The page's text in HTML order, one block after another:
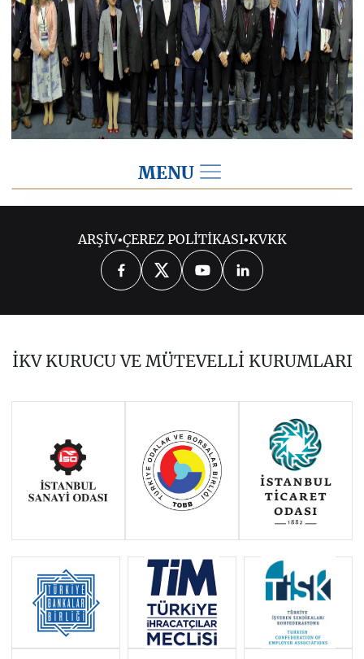
MENU
2026 2025 2024
2023 2022 2021
ARŞİV•ÇEREZ POLİTİKASI•KVKK
İKV KURUCU VE MÜTEVELLİ KURUMLARI